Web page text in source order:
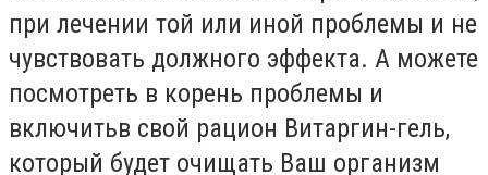
при лечении той или иной проблемы и не
чувствовать должного эффекта. А можете
посмотреть в корень проблемы и
включитьв свой рацион Витаргин-гель,
который будет очищать Ваш организм